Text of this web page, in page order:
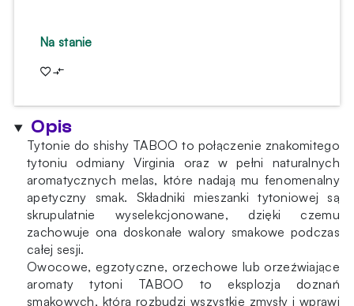
Na stanie
Opis
Tytonie do shishy TABOO to połączenie znakomitego
tytoniu odmiany Virginia oraz w pełni naturalnych
aromatycznych melas, które nadają mu fenomenalny
apetyczny smak. Składniki mieszanki tytoniowej są
skrupulatnie wyselekcjonowane, dzięki czemu
zachowuje ona doskonałe walory smakowe podczas
całej sesji.
Owocowe, egzotyczne, orzechowe lub orzeźwiające
aromaty tytoni TABOO to eksplozja doznań
smakowych, która rozbudzi wszystkie zmysły i wprawi